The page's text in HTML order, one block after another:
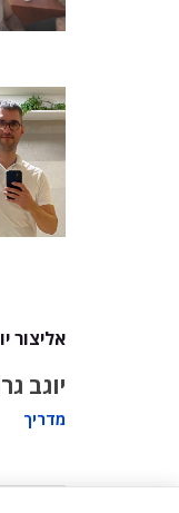
אליצור
יוגב
מדריך